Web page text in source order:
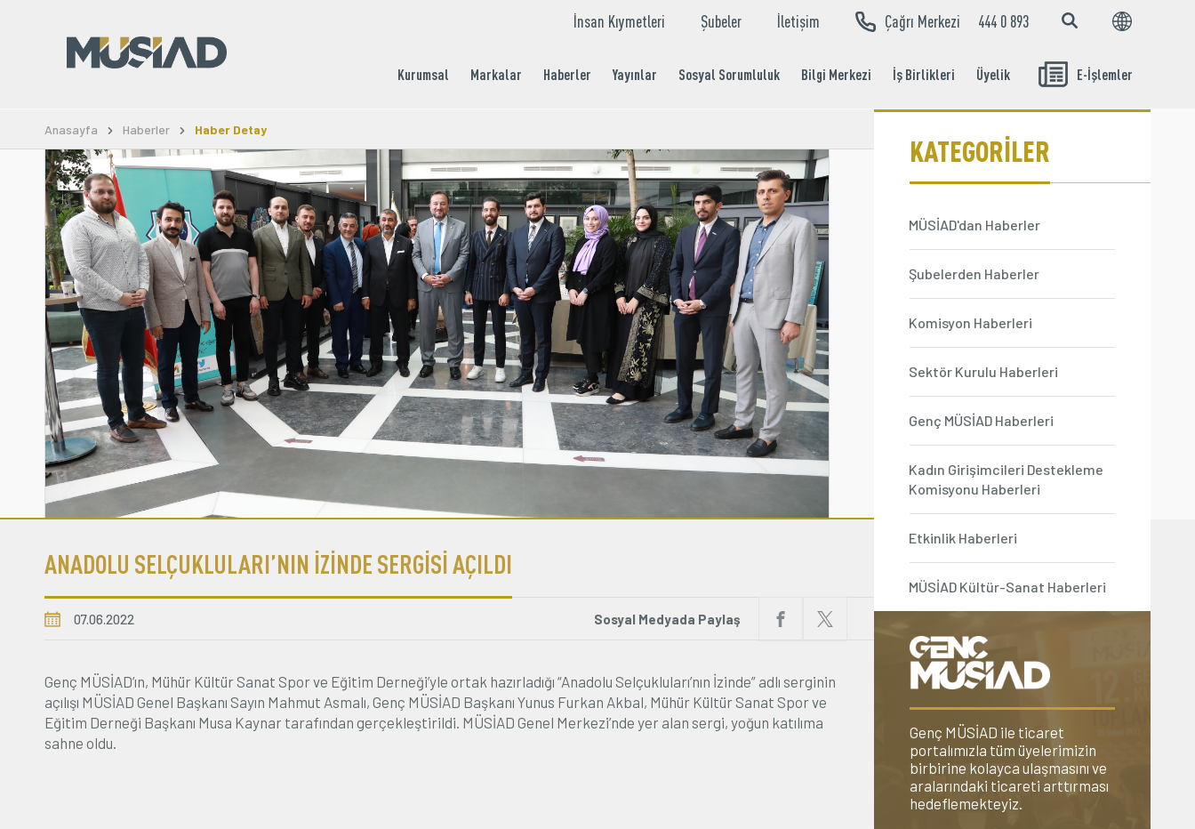
İnsan Kıymetleri Şubeler İletişim Çağrı Merkezi 444 0 893
Kurumsal Markalar Haberler Yayınlar Sosyal Sorumluluk Bilgi Merkezi İş Birlikleri Üyelik E-İşlemler
Aidat Ödeme
Anasayfa Haberler Haber Detay
KATEGORİLER
MÜSİAD'dan Haberler
Şubelerden Haberler
Komisyon Haberleri
Sektör Kurulu Haberleri
Genç MÜSİAD Haberleri
Kadın Girişimcileri Destekleme
Komisyonu Haberleri
Etkinlik Haberleri
MÜSİAD Kültür-Sanat Haberleri
ANADOLU SELÇUKLULARI’NIN İZİNDE SERGİSİ AÇILDI
07.06.2022 Sosyal Medyada Paylaş
Genç MÜSİAD’ın, Mühür Kültür Sanat Spor ve Eğitim Derneği’yle ortak hazırladığı “Anadolu Selçukluları’nın İzinde” adlı serginin
açılışı MÜSİAD Genel Başkanı Sayın Mahmut Asmalı, Genç MÜSİAD Başkanı Yunus Furkan Akbal, Mühür Kültür Sanat Spor ve
Eğitim Derneği Başkanı Musa Kaynar tarafından gerçekleştirildi. MÜSİAD Genel Merkezi’nde yer alan sergi, yoğun katılıma
sahne oldu.
Genç MÜSİAD ile ticaret
portalımızla tüm üyelerimizin
birbirine kolayca ulaşmasını ve
aralarındaki ticareti arttırması
hedeflemekteyiz.